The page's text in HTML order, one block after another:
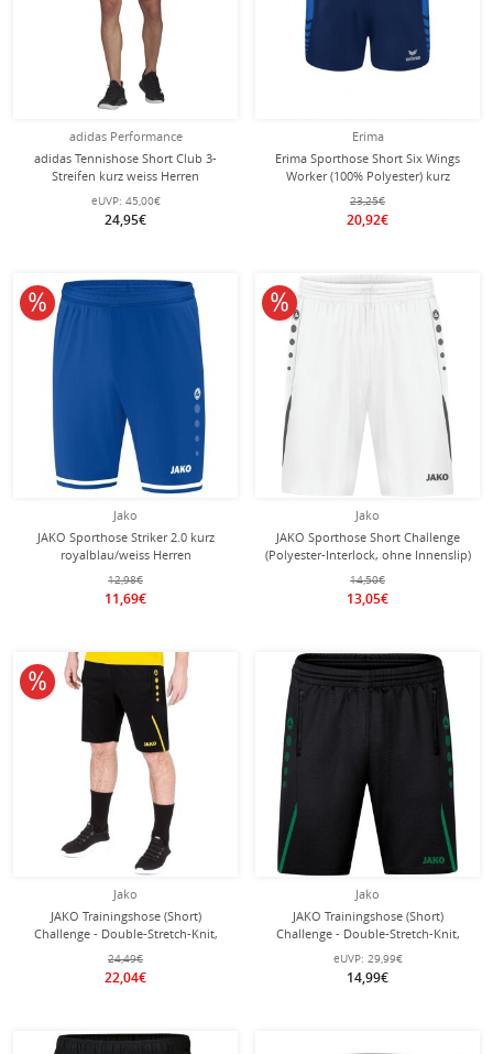
adidas Performance
adidas Tennishose Short Club 3-
Streifen kurz weiss Herren
eUVP: 45,00€
24,95€
Erima
Erima Sporthose Short Six Wings
Worker (100% Polyester) kurz
royalblau/navyblau Damen
23,25€
20,92€
Jako
JAKO Sporthose Striker 2.0 kurz
royalblau/weiss Herren
12,98€
11,69€
10% reduziert
Jako
JAKO Sporthose Short Challenge
(Polyester-Interlock, ohne Innenslip)
kurz weiss Jungen
14,50€
13,05€
10% reduziert
Jako
JAKO Trainingshose (Short)
Challenge - Double-Stretch-Knit,
Seitentaschen mit Reissverschluss -
schwarz/gelb Herren
24,49€
22,04€
10% reduziert
Jako
JAKO Trainingshose (Short)
Challenge - Double-Stretch-Knit,
Seitentaschen mit Reissverschluss -
schwarz/grün Jungen
eUVP: 29,99€
14,99€